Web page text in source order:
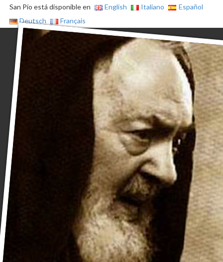
San Pío está disponible en English Italiano
Español
Deutsch
Français